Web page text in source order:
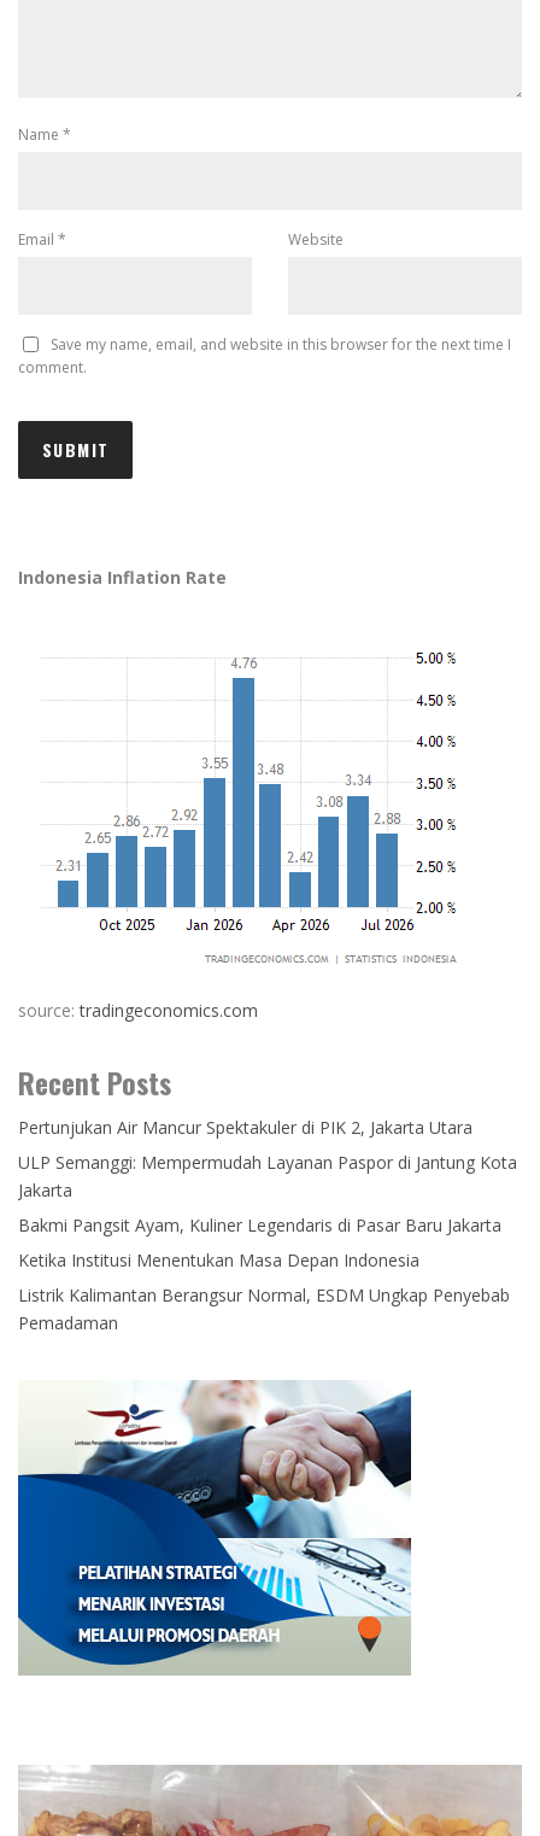
Name *
Email * Website
Save my name, email, and website in this browser for the next time I
comment.
Indonesia Inflation Rate
source:tradingeconomics.com
Recent Posts
Pertunjukan Air Mancur Spektakuler di PIK 2, Jakarta Utara
ULP Semanggi: Mempermudah Layanan Paspor di Jantung Kota
Jakarta
Bakmi Pangsit Ayam, Kuliner Legendaris di Pasar Baru Jakarta
Ketika Institusi Menentukan Masa Depan Indonesia
Listrik Kalimantan Berangsur Normal, ESDM Ungkap Penyebab
Pemadaman